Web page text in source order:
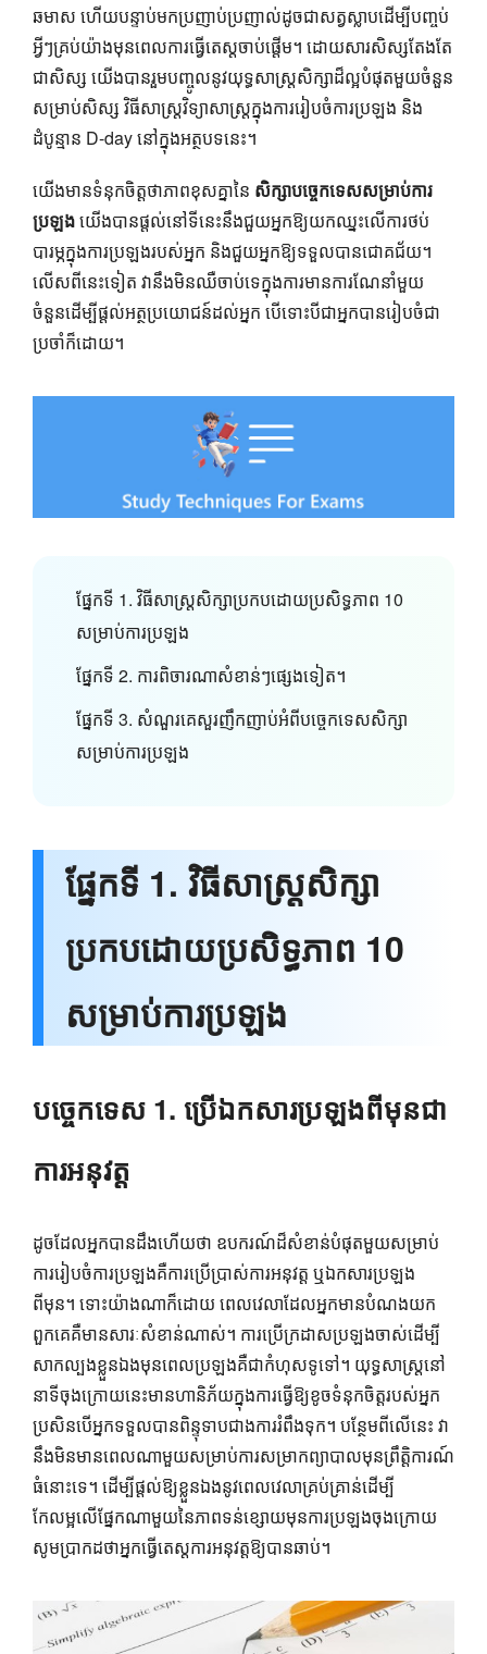
ឆមាស ហើយបន្ទាប់មកប្រញាប់ប្រញាល់ដូចជាសត្វស្លាបដើម្បីបញ្ចប់
អ្វីៗគ្រប់យ៉ាងមុនពេលការធ្វើតេស្តចាប់ផ្តើម។ ដោយសារសិស្សតែងតែ
ជាសិស្ស យើងបានរួមបញ្ចូលនូវយុទ្ធសាស្ត្រសិក្សាដ៏ល្អបំផុតមួយចំនួន
សម្រាប់សិស្ស វិធីសាស្ត្រវិទ្យាសាស្ត្រក្នុងការរៀបចំការប្រឡង និង
ដំបូន្មាន D-day នៅក្នុងអត្ថបទនេះ។
យើងមានទំនុកចិត្តថាភាពខុសគ្នានៃ សិក្សាបច្ចេកទេសសម្រាប់ការ
ប្រឡងយើងបានផ្តល់នៅទីនេះនឹងជួយអ្នកឱ្យយកឈ្នះលើការថប់
បារម្ភក្នុងការប្រឡងរបស់អ្នក និងជួយអ្នកឱ្យទទួលបានជោគជ័យ។
លើសពីនេះទៀត វានឹងមិនឈឺចាប់ទេក្នុងការមានការណែនាំមួយ
ចំនួនដើម្បីផ្តល់អត្ថប្រយោជន៍ដល់អ្នក បើទោះបីជាអ្នកបានរៀបចំជា
ប្រចាំក៏ដោយ។
ផ្នែកទី 1. វិធីសាស្រ្តសិក្សាប្រកបដោយប្រសិទ្ធភាព 10
សម្រាប់ការប្រឡង
ផ្នែកទី 2. ការពិចារណាសំខាន់ៗផ្សេងទៀត។
ផ្នែកទី 3. សំណួរគេសួរញឹកញាប់អំពីបច្ចេកទេសសិក្សា
សម្រាប់ការប្រឡង
ផ្នែកទី 1. វិធីសាស្រ្តសិក្សា
ប្រកបដោយប្រសិទ្ធភាព 10
សម្រាប់ការប្រឡង
បច្ចេកទេស 1. ប្រើឯកសារប្រឡងពីមុនជា
ការអនុវត្ត
ដូចដែលអ្នកបានដឹងហើយថា ឧបករណ៍ដ៏សំខាន់បំផុតមួយសម្រាប់
ការរៀបចំការប្រឡងគឺការប្រើប្រាស់ការអនុវត្ត ឬឯកសារប្រឡង
ពីមុន។ ទោះយ៉ាងណាក៏ដោយ ពេលវេលាដែលអ្នកមានបំណងយក
ពួកគេគឺមានសារៈសំខាន់ណាស់។ ការ​ប្រើ​ក្រដាស​ប្រឡង​ចាស់​ដើម្បី​
សាក​ល្បង​ខ្លួន​ឯង​មុន​ពេល​ប្រឡង​គឺ​ជា​កំហុស​ទូទៅ។ យុទ្ធសាស្ត្រនៅ
នាទីចុងក្រោយនេះមានហានិភ័យក្នុងការធ្វើឱ្យខូចទំនុកចិត្តរបស់អ្នក
ប្រសិនបើអ្នកទទួលបានពិន្ទុទាបជាងការរំពឹងទុក។ បន្ថែម​ពី​លើ​នេះ វា​
នឹង​មិន​មាន​ពេល​ណា​មួយ​សម្រាប់​ការ​សម្រាក​ព្យាបាល​មុន​ព្រឹត្តិការណ៍​
ធំ​នោះ​ទេ។ ដើម្បីផ្តល់ឱ្យខ្លួនឯងនូវពេលវេលាគ្រប់គ្រាន់ដើម្បី
កែលម្អលើផ្នែកណាមួយនៃភាពទន់ខ្សោយមុនការប្រឡងចុងក្រោយ
សូមប្រាកដថាអ្នកធ្វើតេស្តការអនុវត្តឱ្យបានឆាប់។